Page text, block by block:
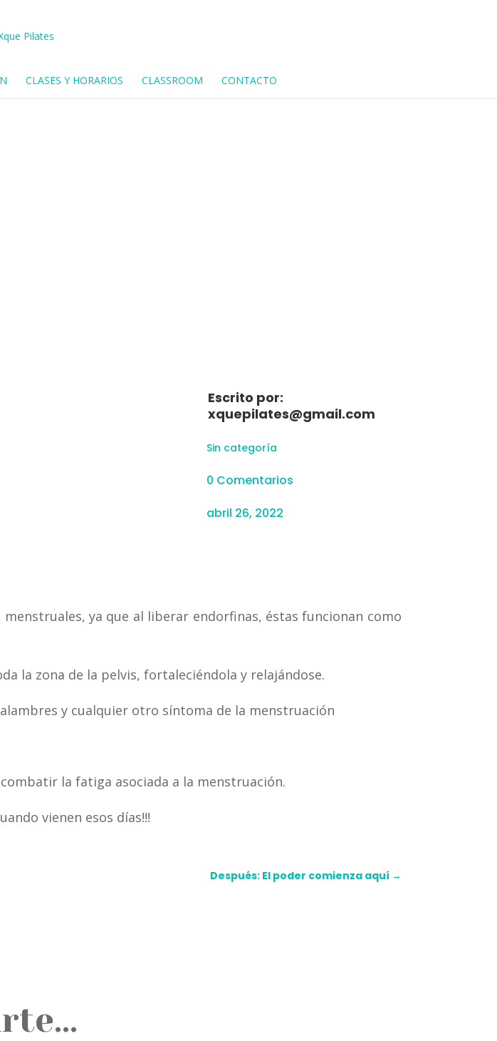
CLASES Y HORARIOS CLASSROOM CONTACTO
Escrito por:
xquepilates@gmail.com
Sin categoría
0 Comentarios
abril 26, 2022
ya que al liberar endorfinas, éstas funcionan como
la zona de la pelvis, fortaleciéndola y relajándose.
y cualquier otro síntoma de la menstruación
la fatiga asociada a la menstruación.
vienen esos días!!!
Después: El poder comienza aquí →